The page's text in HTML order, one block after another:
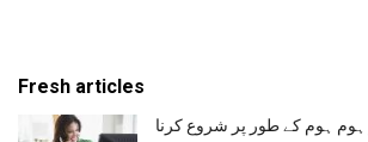
Fresh articles
ہوم ہوم کے طور پر شروع کرنا